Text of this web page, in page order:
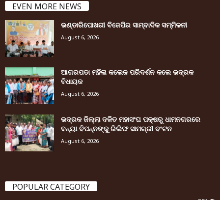
EVEN MORE NEWS
ଭଣ୍ଡାରିପୋଖରୀ ବିଜେପିର ସାମ୍ବାଦିକ ସମ୍ମିଳନୀ
August 6, 2026
ଆଗରପଡା ମହିଳା କଲେଜ ପରିଦର୍ଶନ କଲେ ଭଦ୍ରକ
ବିଧାୟକ
August 6, 2026
ଭଦ୍ରକ ଜିଲ୍ଲା ଦଳିତ ମହାସଂଘ ପକ୍ଷରୁ ଧାମନଗରରେ
ବନ୍ୟା ବିପନ୍ନଙ୍କୁ ରିଲିଫ ସାମଗ୍ରୀ ବଂଟନ
August 6, 2026
POPULAR CATEGORY